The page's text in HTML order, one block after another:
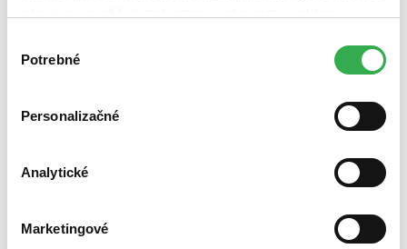
nám pomohlo, keby sme mohli používať všetky tieto
súhlasu
Potrebné
Personalizačné
Analytické
Marketingové
vypredaných kníh
Zúžiť výber
Bestsellery
Najdrahšie